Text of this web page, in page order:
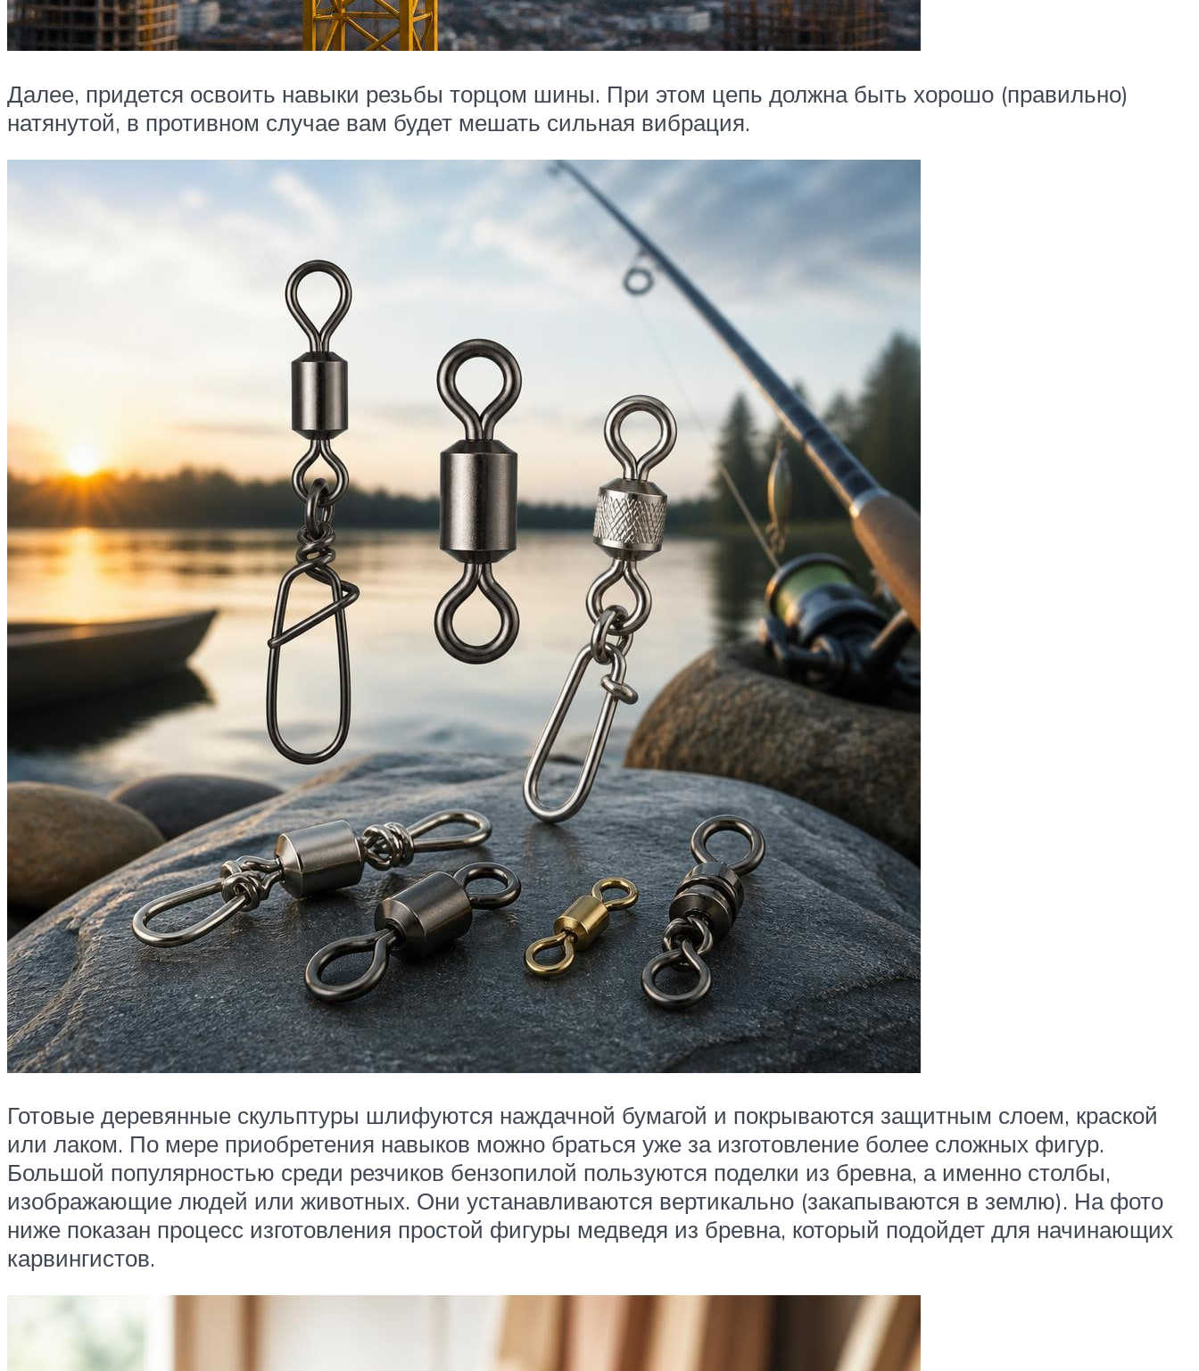
Далее, придется освоить навыки резьбы торцом шины. При этом цепь должна быть хорошо (правильно)
натянутой, в противном случае вам будет мешать сильная вибрация.
Готовые деревянные скульптуры шлифуются наждачной бумагой и покрываются защитным слоем, краской
или лаком. По мере приобретения навыков можно браться уже за изготовление более сложных фигур.
Большой популярностью среди резчиков бензопилой пользуются поделки из бревна, а именно столбы,
изображающие людей или животных. Они устанавливаются вертикально (закапываются в землю). На фото
ниже показан процесс изготовления простой фигуры медведя из бревна, который подойдет для начинающих
карвингистов.